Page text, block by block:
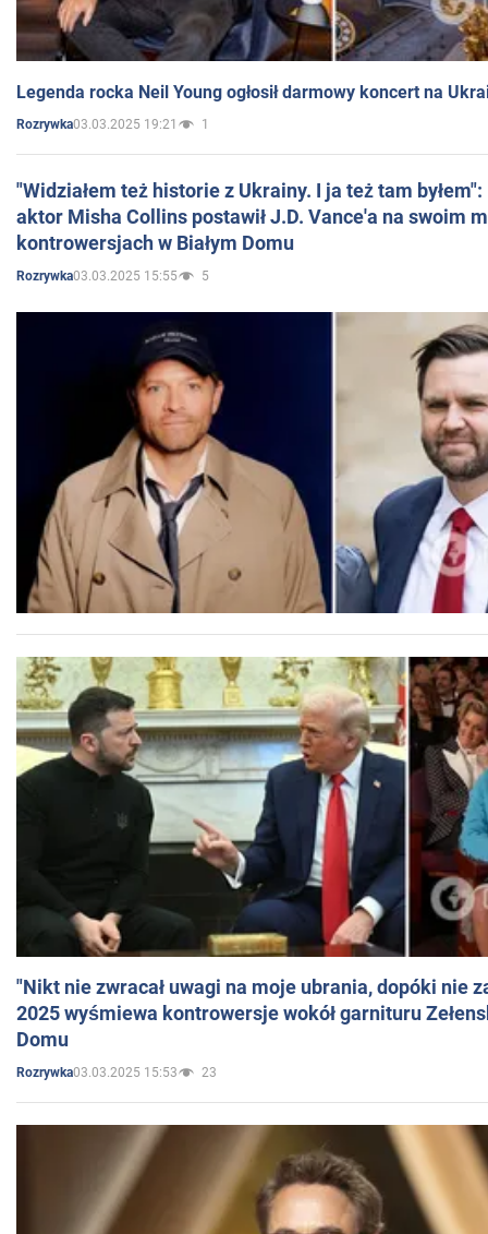
Legenda rocka Neil Young ogłosił darmowy koncert na
Rozrywka03.03.2025 19:21 1
"Widziałem też historie z Ukrainy. I ja też tam
aktor Misha Collins postawił J.D. Vance'a na swoim
kontrowersjach w Białym Domu
Rozrywka03.03.2025 15:55 5
"Nikt nie zwracał uwagi na moje ubrania, dopóki nie
2025 wyśmiewa kontrowersje wokół garnituru
Domu
Rozrywka03.03.2025 15:53 23